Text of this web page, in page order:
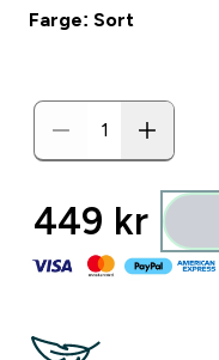
Farge: Sort
449 kr‎